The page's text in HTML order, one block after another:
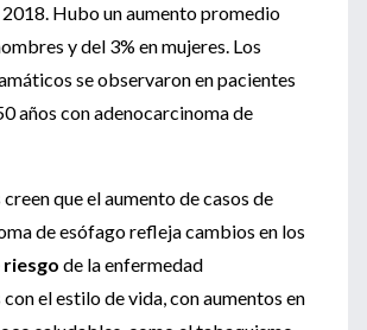
Hubo un aumento promedio
y del 3% en mujeres. Los
se observaron en pacientes
años con adenocarcinoma de
que el aumento de casos de
de esófago refleja cambios en los
de la enfermedad
el estilo de vida, con aumentos en